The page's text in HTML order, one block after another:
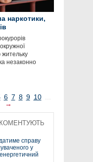
наркотики,
жительку
незаконно
6 7 8 9 10 ...
→
справу
у